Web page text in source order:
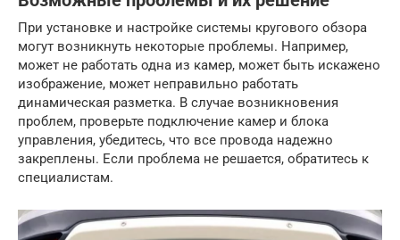
При установке и настройке системы кругового обзора
могут возникнуть некоторые проблемы. Например,
может не работать одна из камер, может быть искажено
изображение, может неправильно работать
динамическая разметка. В случае возникновения
проблем, проверьте подключение камер и блока
управления, убедитесь, что все провода надежно
закреплены. Если проблема не решается, обратитесь к
специалистам.